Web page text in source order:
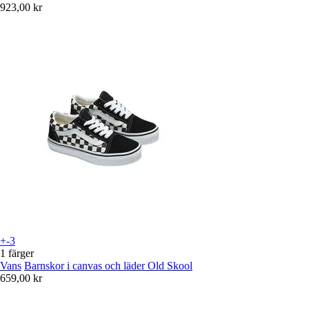
923,00 kr
+-3
1 färger
Vans Barnskor i canvas och läder Old Skool
659,00 kr